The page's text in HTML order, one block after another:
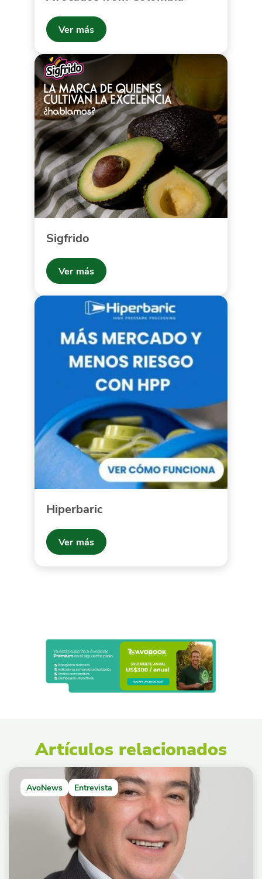
Ver más
Sigfrido
Ver más
Hiperbaric
Ver más
Artículos relacionados
AvoNews Entrevista